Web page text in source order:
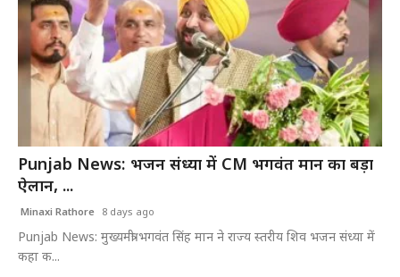
Punjab News: भजन संध्या में CM भगवंत मान का बड़ा
ऐलान, ...
Minaxi Rathore 8 days ago
Punjab News: मुख्यमंत्री भगवंत सिंह मान ने राज्य स्तरीय शिव भजन संध्या में
कहा क...